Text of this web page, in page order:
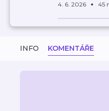
4. 6. 2026 45
INFO KOMENTÁŘE